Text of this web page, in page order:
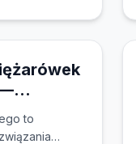
—
MCS
to